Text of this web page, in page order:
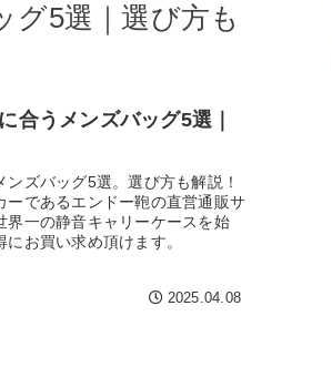
容量から探す
グ5選｜選び方も
合うメンズバッグ5選｜
ンズバッグ5選。選び方も解説！
ーであるエンドー鞄の直営通販サ
界一の静音キャリーケースを始
お買い求め頂けます。
2025.04.08